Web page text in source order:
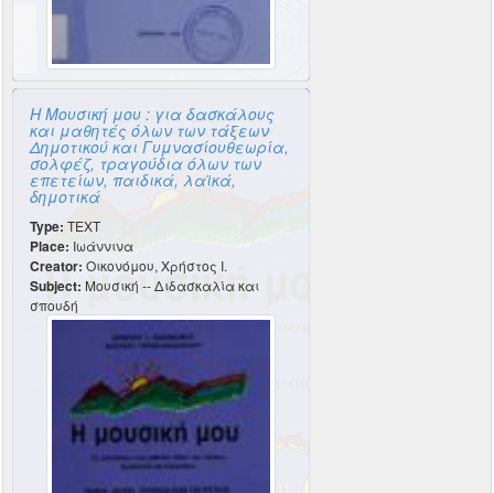
Η Μουσική μου : για δασκάλους
και μαθητές όλων των τάξεων
Δημοτικού και Γυμνασίουθεωρία,
σολφέζ, τραγούδια όλων των
επετείων, παιδικά, λαϊκά,
δημοτικά
Type: TEXT
Place: Ιωάννινα
Creator: Οικονόμου, Χρήστος Ι.
Subject: Μουσική -- Διδασκαλία και
σπουδή